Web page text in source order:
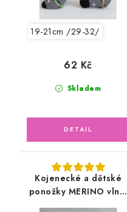
19-21cm /29-32/
Skladem
62 Kč
Kojenecké a dětské
ponožky MERINO vlna,
hořčicové, tenké